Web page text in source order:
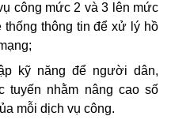
công mức 2 và 3 lên mức
thông tin để xử lý hồ
kỹ năng để người dân,
tuyến nhằm nâng cao số
mỗi dịch vụ công.